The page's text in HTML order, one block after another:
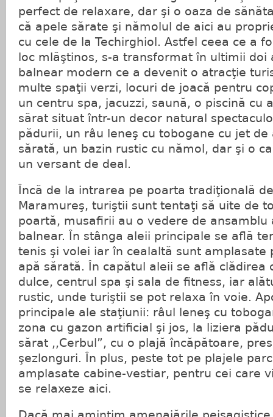
perfect de relaxare, dar şi o oaza de
că apele sărate şi nămolul de aici au
cu cele de la Techirghiol. Astfel ceea ce a
loc mlăştinos, s-a transformat în ultimii doi
balnear modern ce a devenit o atracţie
multe spaţii verzi, locuri de joacă pentru
un centru spa, jacuzzi, saună, o piscină cu
sărat situat într-un decor natural
pădurii, un râu leneş cu tobogane cu jet de
sărată, un bazin rustic cu nămol, dar şi o
un versant de deal.
Încă de la intrarea pe poarta tradiţională
Maramureş, turiştii sunt tentaţi să uite de
poartă, musafirii au o vedere de ansamblu
balnear. În stânga aleii principale se află
tenis şi volei iar în cealaltă sunt amplasate
apă sărată. În capătul aleii se află clădirea
dulce, centrul spa şi sala de fitness, iar
rustic, unde turiştii se pot relaxa în voie.
principale ale staţiunii: râul leneş cu
zona cu gazon artificial şi jos, la liziera
sărat ,,Cerbul”, cu o plajă încăpătoare,
şezlonguri. În plus, peste tot pe plajele
amplasate cabine-vestiar, pentru cei care
se relaxeze aici.